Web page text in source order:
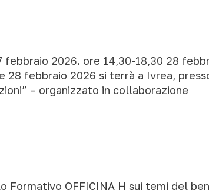
febbraio 2026. ore 14,30-18,30 28
28 febbraio 2026 si terrà a Ivrea,
– organizzato in collaborazione
OFFICINA H sui temi del